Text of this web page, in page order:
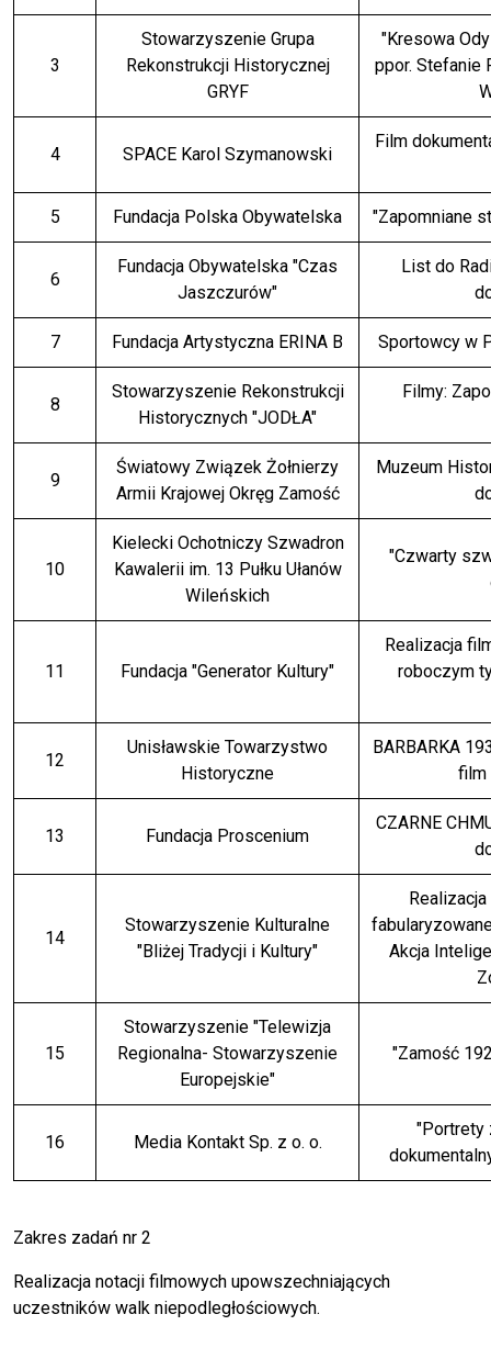
3
Stowarzyszenie Grupa
Rekonstrukcji Historycznej
GRYF
"Kresowa
ppor. Stefanie
4 SPACE Karol Szymanowski
Film
5 Fundacja Polska Obywatelska "Zapomniane
6
Fundacja Obywatelska "Czas
Jaszczurów"
List do
7 Fundacja Artystyczna ERINA B Sportowcy w
8
Stowarzyszenie Rekonstrukcji
Historycznych "JODŁA"
Filmy:
9
Światowy Związek Żołnierzy
Armii Krajowej Okręg Zamość
Muzeum
10
Kielecki Ochotniczy Szwadron
Kawalerii im. 13 Pułku Ułanów
Wileńskich
"Czwarty
11 Fundacja "Generator Kultury"
Realizacja
roboczym
12
Unisławskie Towarzystwo
Historyczne
BARBARKA
film
13 Fundacja Proscenium
CZARNE
14
Stowarzyszenie Kulturalne
"Bliżej Tradycji i Kultury"
Akcja
15
Stowarzyszenie "Telewizja
Regionalna- Stowarzyszenie
Europejskie"
"Zamość
16 Media Kontakt Sp. z o. o.
"Portrety
Zakres zadań nr 2
Realizacja notacji filmowych upowszechniających
uczestników walk niepodległościowych.